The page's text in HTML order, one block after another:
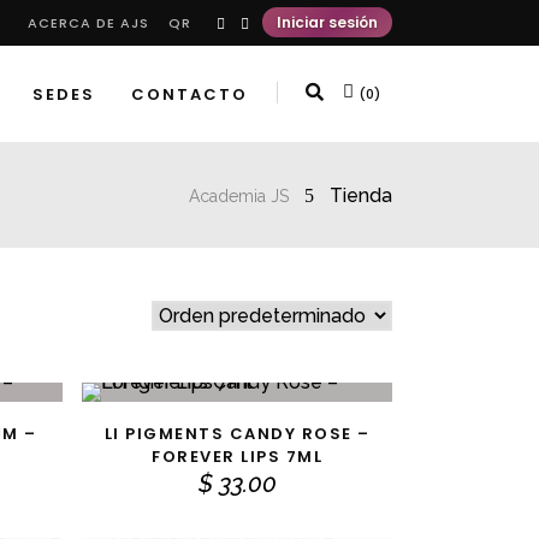
ACERCA DE AJS QR Iniciar sesión
SEDES CONTACTO (0)
Academia JS Tienda
–
AÑADIR AL CARRITO
LI PIGMENTS CANDY ROSE –
FOREVER LIPS 7ML
$33.00